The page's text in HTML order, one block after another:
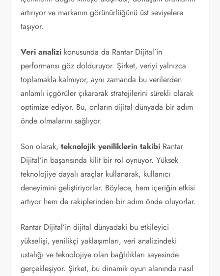
artırıyor ve markanın görünürlüğünü üst seviyelere
taşıyor.
Veri analizi konusunda da Rantar Dijital’in
performansı göz dolduruyor. Şirket, veriyi yalnızca
toplamakla kalmıyor, aynı zamanda bu verilerden
anlamlı içgörüler çıkararak stratejilerini sürekli olarak
optimize ediyor. Bu, onların dijital dünyada bir adım
önde olmalarını sağlıyor.
Son olarak,teknolojik yeniliklerin takibi Rantar
Dijital’in başarısında kilit bir rol oynuyor. Yüksek
teknolojiye dayalı araçlar kullanarak, kullanıcı
deneyimini geliştiriyorlar. Böylece, hem içeriğin etkisi
artıyor hem de rakiplerinden bir adım önde oluyorlar.
Rantar Dijital’in dijital dünyadaki bu etkileyici
yükselişi, yenilikçi yaklaşımları, veri analizindeki
ustalığı ve teknolojiye olan bağlılıkları sayesinde
gerçekleşiyor. Şirket, bu dinamik oyun alanında nasıl